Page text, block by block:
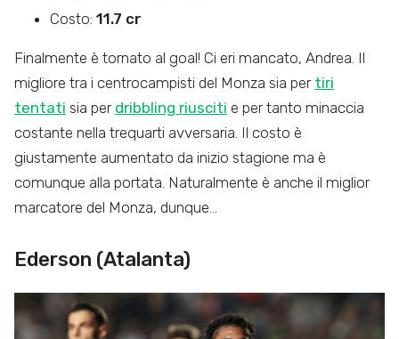
Costo: 11.7 cr
Finalmente è tornato al goal! Ci eri mancato, Andrea. Il
migliore tra i centrocampisti del Monza sia per tiri
tentati sia per dribbling riusciti e per tanto minaccia
costante nella trequarti avversaria. Il costo è
giustamente aumentato da inizio stagione ma è
comunque alla portata. Naturalmente è anche il miglior
marcatore del Monza, dunque…
Ederson (Atalanta)